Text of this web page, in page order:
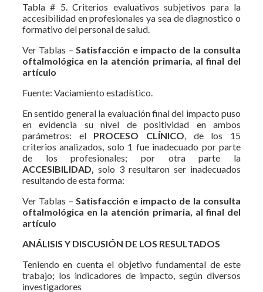
Tabla # 5. Criterios evaluativos subjetivos para la
accesibilidad en profesionales ya sea de diagnostico o
formativo del personal de salud.
Ver Tablas – Satisfacción e impacto de la consulta
oftalmológica en la atención primaria, al final del
artículo
Fuente: Vaciamiento estadístico.
En sentido general la evaluación final del impacto puso
en evidencia su nivel de positividad en ambos
parámetros: el PROCESO CLÍNICO , de los 15
criterios analizados, solo 1 fue inadecuado por parte
de los profesionales; por otra parte la
ACCESIBILIDAD, solo 3 resultaron ser inadecuados
resultando de esta forma:
Ver Tablas – Satisfacción e impacto de la consulta
oftalmológica en la atención primaria, al final del
artículo
ANÁLISIS Y DISCUSIÓN DE LOS RESULTADOS
Teniendo en cuenta el objetivo fundamental de este
trabajo; los indicadores de impacto, según diversos
investigadores